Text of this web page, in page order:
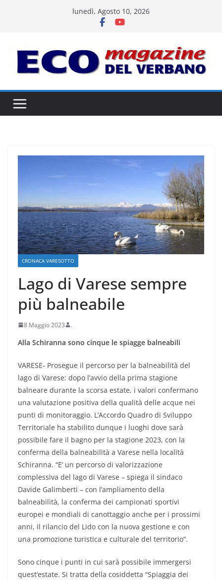
lunedì, Agosto 10, 2026
CRONACA VARESOTTO
Lago di Varese sempre
più balneabile
8 Maggio 2023 .
Alla Schiranna sono cinque le spiagge balneabili
VARESE- Prosegue il percorso per la balneabilità del
lago di Varese: dopo l’avvio della prima stagione
balneare durante la scorsa estate, i valori confermano
una valutazione positiva della qualità delle acque nei
punti di monitoraggio. L’Accordo Quadro di Sviluppo
Territoriale ha stabilito dunque i luoghi dove sarà
possibile fare il bagno per la stagione 2023, con la
conferma della balneabilità a Varese nella località
Schiranna. “E’ un percorso di valorizzazione
complessiva del lago di Varese – spiega il sindaco
Davide Galimberti – con l’ampliamento della
balneabilità, la conferma dei campionati sportivi
europei e mondiali di canottaggio anche per i prossimi
anni, il rilancio del Lido con la nuova gestione e con
una promozione turistica e culturale del territorio”.
Sono cinque i punti in cui sarà possibile immergersi
quest’estate. Si tratta della cosiddetta “Spiaggia dei